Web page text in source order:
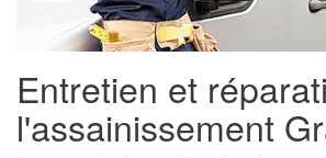
Entretien et
l'assainissement